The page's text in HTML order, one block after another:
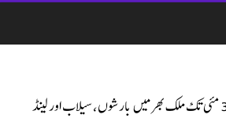
این ڈی ایم اے کا 26 سے 31 مئی تک ملک بھر میں بارشوں، سیلاب اور لینڈ